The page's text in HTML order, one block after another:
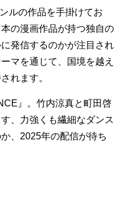
ルの作品を手掛けてお
の漫画作品が持つ独自の
発信するのかが注目され
マを通じて、国境を越え
れます。
』。竹内涼真と町田啓
、力強くも繊細なダンス
、2025年の配信が待ち